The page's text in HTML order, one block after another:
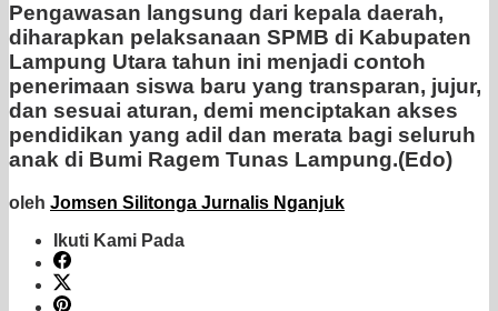
Pengawasan langsung dari kepala daerah,
diharapkan pelaksanaan SPMB di Kabupaten
Lampung Utara tahun ini menjadi contoh
penerimaan siswa baru yang transparan, jujur,
dan sesuai aturan, demi menciptakan akses
pendidikan yang adil dan merata bagi seluruh
anak di Bumi Ragem Tunas Lampung.(Edo)
oleh Jomsen Silitonga Jurnalis Nganjuk
Ikuti Kami Pada